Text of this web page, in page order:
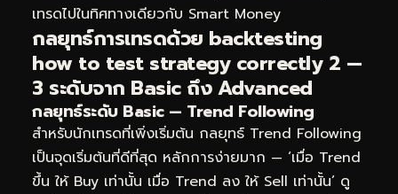
เทรดไปในทิศทางเดียวกับ Smart Money
กลยุทธ์การเทรดด้วย backtesting
how to test strategy correctly 2 —
3 ระดับจาก Basic ถึง Advanced
กลยุทธ์ระดับ Basic — Trend Following
สำหรับนักเทรดที่เพิ่งเริ่มต้น กลยุทธ์ Trend Following
เป็นจุดเริ่มต้นที่ดีที่สุด หลักการง่ายมาก — ‘เมื่อ Trend
ขึ้น ให้ Buy เท่านั้น เมื่อ Trend ลง ให้ Sell เท่านั้น’ ดู